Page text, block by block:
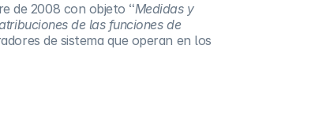
de 2008 con objeto “Medidas y
de las funciones de
de sistema que operan en los